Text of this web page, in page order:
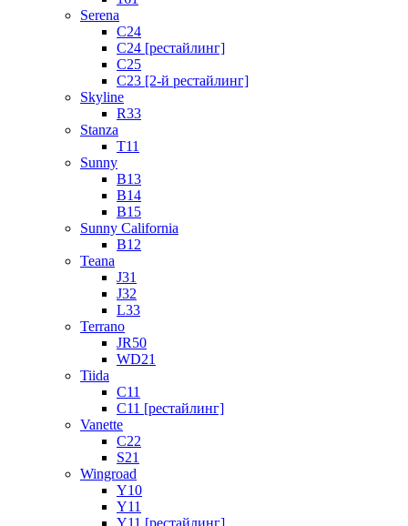
Serena
C24
C24 [рестайлинг]
C25
С23 [2-й рестайлинг]
Skyline
R33
Stanza
T11
Sunny
B13
B14
B15
Sunny California
B12
Teana
J31
J32
L33
Terrano
JR50
WD21
Tiida
C11
C11 [рестайлинг]
Vanette
C22
S21
Wingroad
Y10
Y11
Y11 [рестайлинг]